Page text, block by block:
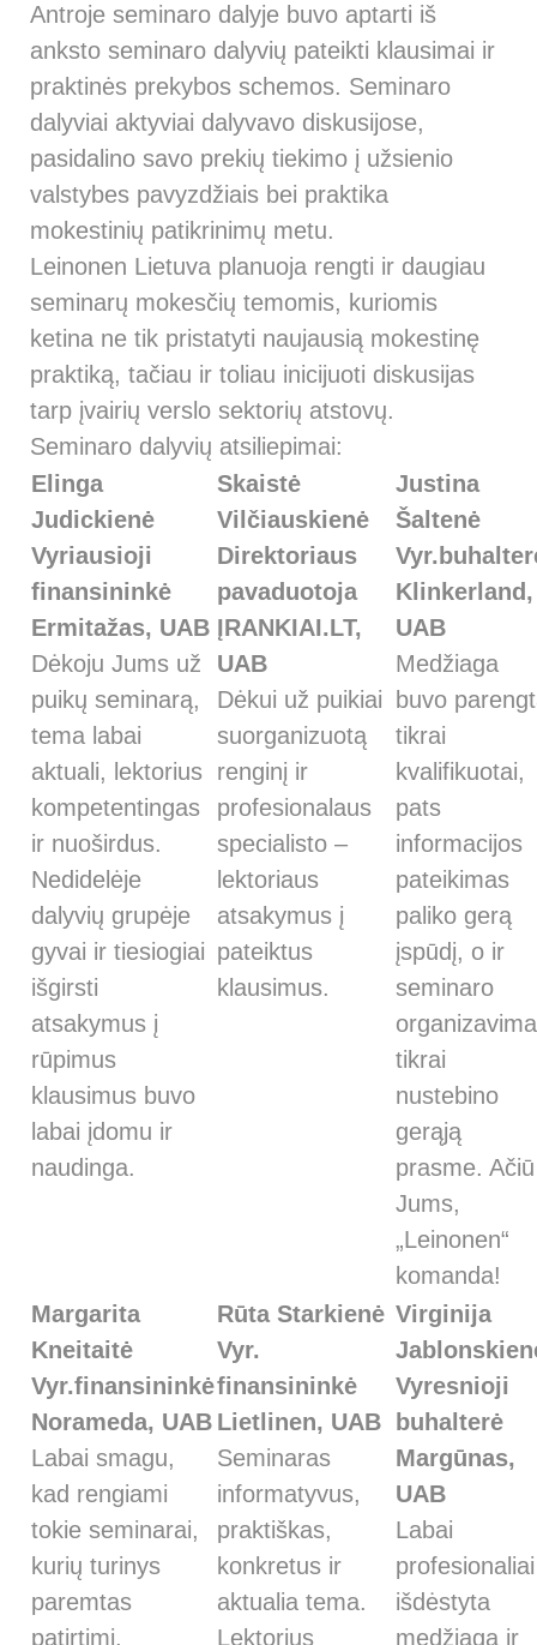
Antroje seminaro dalyje buvo aptarti iš
anksto seminaro dalyvių pateikti klausimai ir
praktinės prekybos schemos. Seminaro
dalyviai aktyviai dalyvavo diskusijose,
pasidalino savo prekių tiekimo į užsienio
valstybes pavyzdžiais bei praktika
mokestinių patikrinimų metu.
Leinonen Lietuva planuoja rengti ir daugiau
seminarų mokesčių temomis, kuriomis
ketina ne tik pristatyti naujausią mokestinę
praktiką, tačiau ir toliau inicijuoti diskusijas
tarp įvairių verslo sektorių atstovų.
Seminaro dalyvių atsiliepimai:
Elinga
Judickienė
Vyriausioji
finansininkė
Ermitažas, UAB
Dėkoju Jums už
puikų seminarą,
tema labai
aktuali, lektorius
kompetentingas
ir nuoširdus.
Nedidelėje
dalyvių grupėje
gyvai ir tiesiogiai
išgirsti
atsakymus į
rūpimus
klausimus buvo
labai įdomu ir
naudinga.
Skaistė
Vilčiauskienė
Direktoriaus
pavaduotoja
ĮRANKIAI.LT,
UAB
Dėkui už puikiai
suorganizuotą
renginį ir
profesionalaus
specialisto –
lektoriaus
atsakymus į
pateiktus
klausimus.
Justina
Šaltenė
Klinkerland,
UAB
Medžiaga
buvo
tikrai
kvalifikuotai,
pats
informacijos
pateikimas
paliko gerą
įspūdį, o ir
seminaro
tikrai
nustebino
gerąją
prasme. Ačiū
Jums,
„Leinonen“
komanda!
Margarita
Kneitaitė
Vyr.finansininkė
Norameda, UAB
Labai smagu,
kad rengiami
tokie seminarai,
kurių turinys
paremtas
patirtimi,
Rūta Starkienė
Vyr.
finansininkė
Lietlinen, UAB
Seminaras
informatyvus,
praktiškas,
konkretus ir
aktualia tema.
Lektorius
Virginija
Vyresnioji
buhalterė
Margūnas,
UAB
Labai
profesionaliai
išdėstyta
medžiaga ir